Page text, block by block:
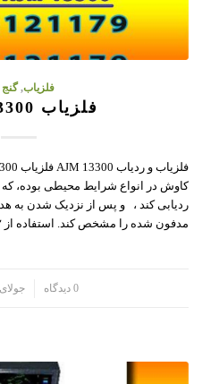
فلزیاب,
فلزیاب AJM 13300
کاوش در انواع شرایط محیطی بوده، که
ردیابی کند ، و پس از نزدیک شدن به
مدفون شده را مشخص کند. استفاده از ۲ روش…
0 دیدگاه جولای 30, 2026